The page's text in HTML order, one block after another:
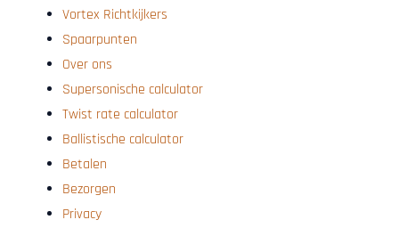
Vortex Richtkijkers
Spaarpunten
Over ons
Supersonische calculator
Twist rate calculator
Ballistische calculator
Betalen
Bezorgen
Privacy